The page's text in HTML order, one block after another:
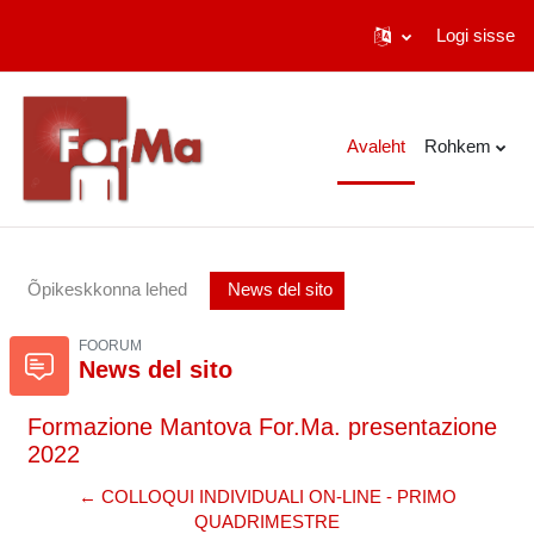
Logi sisse
Avaleht Rohkem
Õpikeskkonna lehed News del sito
FOORUM
News del sito
Formazione Mantova For.Ma. presentazione
2022
← COLLOQUI INDIVIDUALI ON-LINE - PRIMO
QUADRIMESTRE